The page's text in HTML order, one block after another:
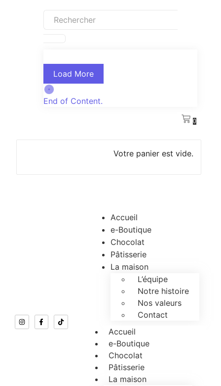
Load More
End of Content.
0
Votre panier est vide.
Accueil
e-Boutique
Chocolat
Pâtisserie
La maison
L’équipe
Notre histoire
Nos valeurs
Contact
Accueil
e-Boutique
Chocolat
Pâtisserie
La maison